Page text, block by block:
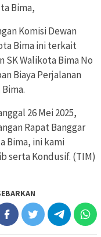
Bima,
Komisi Dewan
Bima ini terkait
Walikota Bima No
Biaya Perjalanan
26 Mei 2025,
Rapat Banggar
Bima, ini kami
serta Kondusif. (TIM)